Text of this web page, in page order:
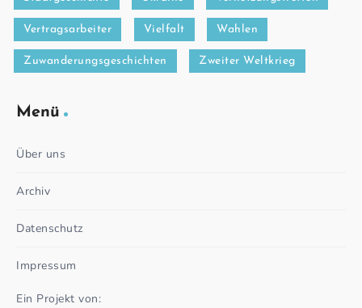
Vertragsarbeiter Vielfalt Wahlen
Zuwanderungsgeschichten Zweiter Weltkrieg
Menü
Über uns
Archiv
Datenschutz
Impressum
Ein Projekt von: